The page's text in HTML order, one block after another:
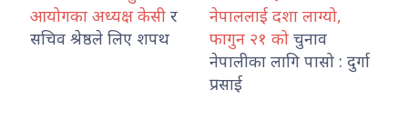
आयोगका अध्यक्ष केसी र
सचिव श्रेष्ठले लिए शपथ
नेपाललाई दशा लाग्यो,
फागुन २१ को चुनाव
नेपालीका लागि पासो : दुर्गा
प्रसाई